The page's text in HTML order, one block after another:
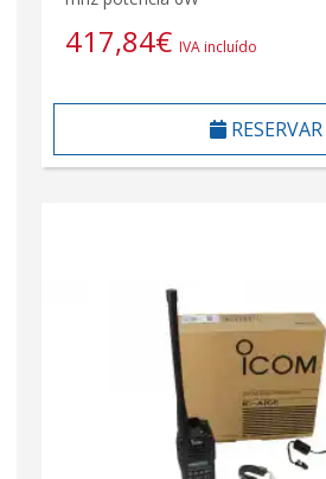
417,84€ IVA incluído
RESERVAR